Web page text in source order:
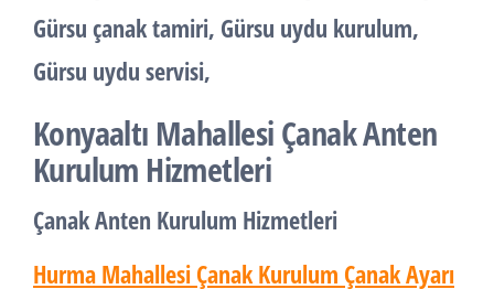
Gürsu çanak tamiri, Gürsu uydu kurulum,
Gürsu uydu servisi,
Konyaaltı Mahallesi Çanak Anten
Kurulum Hizmetleri
Çanak Anten Kurulum Hizmetleri
Hurma Mahallesi Çanak Kurulum Çanak Ayarı